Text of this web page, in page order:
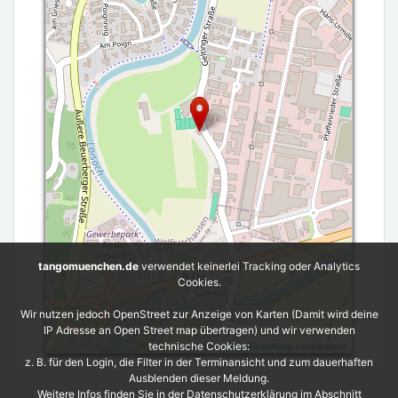
Leaflet| ©OpenStreetMap
tangomuenchen.de verwendet keinerlei Tracking oder Analytics
Cookies.
Wir nutzen jedoch OpenStreet zur Anzeige von Karten (Damit wird deine
IP Adresse an Open Street map übertragen) und wir verwenden
technische Cookies:
z. B. für den Login, die Filter in der Terminansicht und zum dauerhaften
Ausblenden dieser Meldung.
Weitere Infos finden Sie in der Datenschutzerklärung im Abschnitt